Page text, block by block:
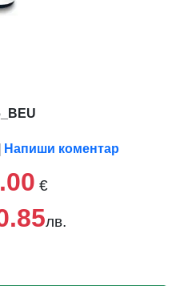
Напиши коментар
€
лв.